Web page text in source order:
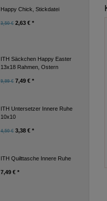
Happy Chick, Stickdatei
3,50 € 2,63 € *
ITH Säckchen Happy Easter
13x18 Rahmen, Ostern
9,99 € 7,49 € *
ITH Untersetzer Innere Ruhe
10x10
4,50 € 3,38 € *
ITH Quilttasche Innere Ruhe
7,49 € *